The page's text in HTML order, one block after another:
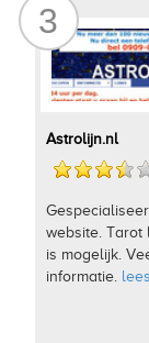
3
Astrolijn.nl
website. Tarot
is mogelijk.
informatie.